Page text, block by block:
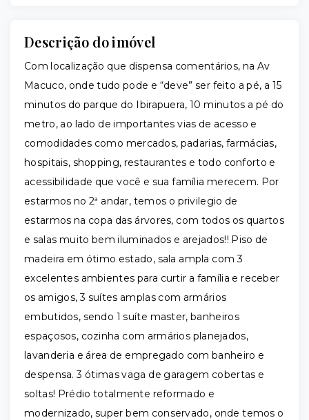
Descrição do imóvel
Com localização que dispensa comentários, na Av
Macuco, onde tudo pode e “deve” ser feito a pé, a 15
minutos do parque do Ibirapuera, 10 minutos a pé do
metro, ao lado de importantes vias de acesso e
comodidades como mercados, padarias, farmácias,
hospitais, shopping, restaurantes e todo conforto e
acessibilidade que você e sua família merecem. Por
estarmos no 2ª andar, temos o privilegio de
estarmos na copa das árvores, com todos os quartos
e salas muito bem iluminados e arejados!! Piso de
madeira em ótimo estado, sala ampla com 3
excelentes ambientes para curtir a família e receber
os amigos, 3 suítes amplas com armários
embutidos, sendo 1 suíte master, banheiros
espaçosos, cozinha com armários planejados,
lavanderia e área de empregado com banheiro e
despensa. 3 ótimas vaga de garagem cobertas e
soltas! Prédio totalmente reformado e
modernizado, super bem conservado, onde temos o